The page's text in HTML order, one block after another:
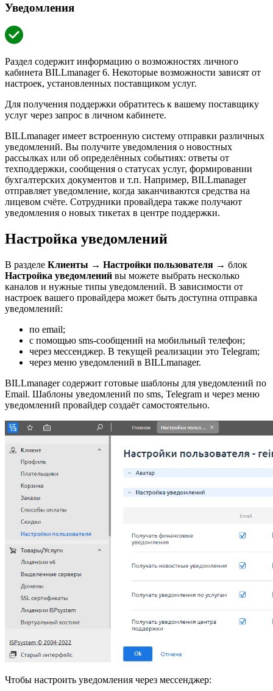
Уведомления
Раздел содержит информацию о возможностях личного
кабинета BILLmanager 6. Некоторые возможности зависят от
настроек, установленных поставщиком услуг.
Для получения поддержки обратитесь к вашему поставщику
услуг через запрос в личном кабинете.
BILLmanager имеет встроенную систему отправки различных
уведомлений. Вы получите уведомления о новостных
рассылках или об определённых событиях: ответы от
техподдержки, сообщения о статусах услуг, формировании
бухгалтерских документов и т.п. Например, BILLmanager
отправляет уведомление, когда заканчиваются средства на
лицевом счёте. Сотрудники провайдера также получают
уведомления о новых тикетах в центре поддержки.
Настройка уведомлений
В разделе Клиенты → Настройки пользователя → блок
Настройка уведомлений вы можете выбрать несколько
каналов и нужные типы уведомлений. В зависимости от
настроек вашего провайдера может быть доступна отправка
уведомлений:
по email;
с помощью sms-сообщений на мобильный телефон;
через мессенджер. В текущей реализации это Telegram;
через меню уведомлений в BILLmanager.
BILLmanager содержит готовые шаблоны для уведомлений по
Email. Шаблоны уведомлений по sms, Telegram и через меню
уведомлений провайдер создаёт самостоятельно.
Чтобы настроить уведомления через мессенджер: